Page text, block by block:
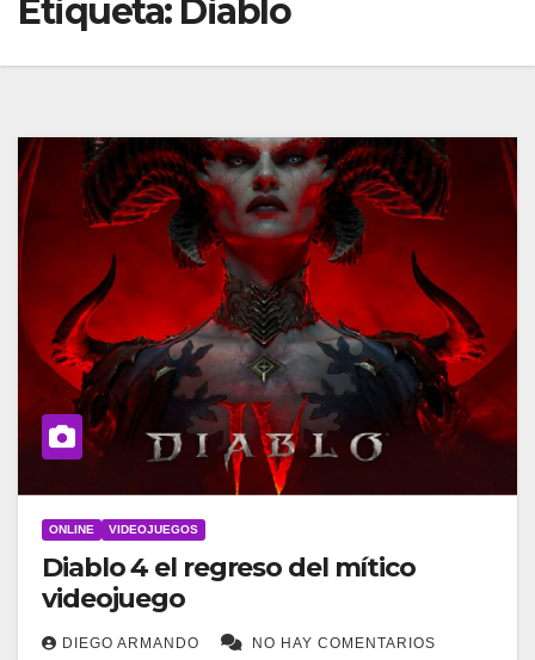
Etiqueta: Diablo
ONLINE VIDEOJUEGOS
Diablo 4 el regreso del mítico
videojuego
DIEGO ARMANDO NO HAY COMENTARIOS